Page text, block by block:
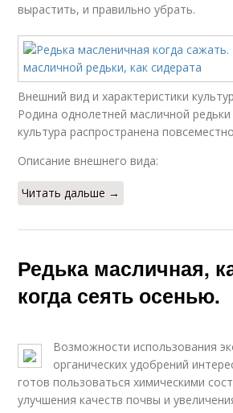
вырастить, и правильно убрать.
Внешний вид и характеристики
Родина однолетней масличной
культура распространена
Описание внешнего вида:
Читать дальше →
Редька масличная,
когда сеять осенью.
Возможности использования
органических удобрений
готов пользоваться химическими
улучшения качеств почвы и